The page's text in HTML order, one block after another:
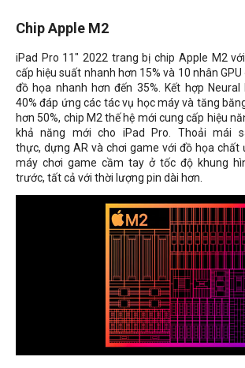
Chip Apple M2
iPad Pro 11" 2022 trang bị chip Apple M2
cấp hiệu suất nhanh hơn 15% và 10 nhân
đồ họa nhanh hơn đến 35%. Kết hợp Neural
40% đáp ứng các tác vụ học máy và tăng
hơn 50%, chip M2 thế hệ mới cung cấp hiệu
khả năng mới cho iPad Pro. Thoải mái
thực, dựng AR và chơi game với đồ họa chất
máy chơi game cầm tay ở tốc độ khung
trước, tất cả với thời lượng pin dài hơn.